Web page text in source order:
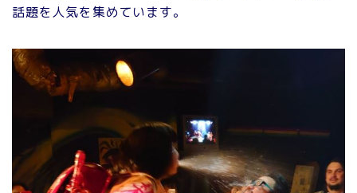
話題を人気を集めています。